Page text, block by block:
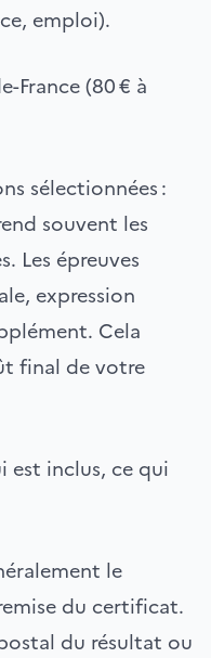
emploi).
France (80 € à
sélectionnées :
souvent les
Les épreuves
expression
Cela
final de votre
est inclus, ce qui
le
du certificat.
du résultat ou